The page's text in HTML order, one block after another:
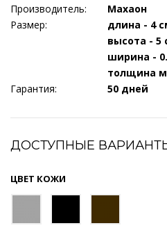
Производитель:
Махаон
Размер:
длина - 4
высота - 5
ширина -
толщина
Гарантия:
50 дней
ДОСТУПНЫЕ
ЦВЕТ КОЖИ